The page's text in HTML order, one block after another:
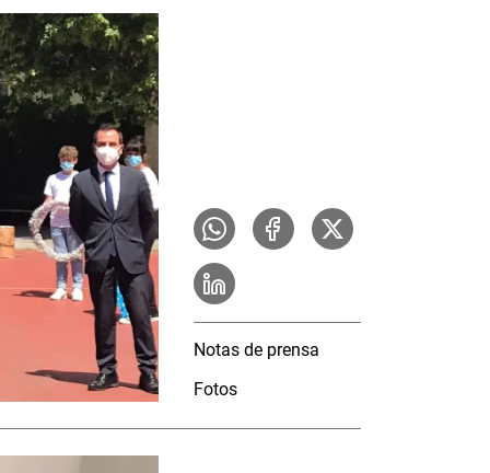
Notas de prensa
Fotos